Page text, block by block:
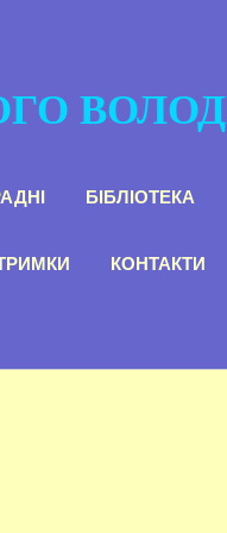
БІБЛІОТЕКА
КОНТАКТИ